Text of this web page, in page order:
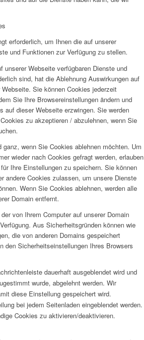
erforderlich, um Ihnen die auf unserer
und Funktionen zur Verfügung zu stellen.
unserer Webseite verfügbaren Dienste und
sind, hat die Ablehnung Auswirkungen auf
Sie können Cookies jederzeit
Sie Ihre Browsereinstellungen ändern und
auf dieser Webseite erzwingen. Sie werden
zu akzeptieren / abzulehnen, wenn Sie
wenn Sie Cookies ablehnen möchten. Um
wieder nach Cookies gefragt werden, erlauben
Ihre Einstellungen zu speichern. Sie können
andere Cookies zulassen, um unsere Dienste
Wenn Sie Cookies ablehnen, werden alle
Domain entfernt.
von Ihrem Computer auf unserer Domain
Aus Sicherheitsgründen können wie
die von anderen Domains gespeichert
den Sicherheitseinstellungen Ihres Browsers
dauerhaft ausgeblendet wird und
wurde, abgelehnt werden. Wir
diese Einstellung gespeichert wird.
bei jedem Seitenladen eingeblendet werden.
Cookies zu aktivieren/deaktivieren.